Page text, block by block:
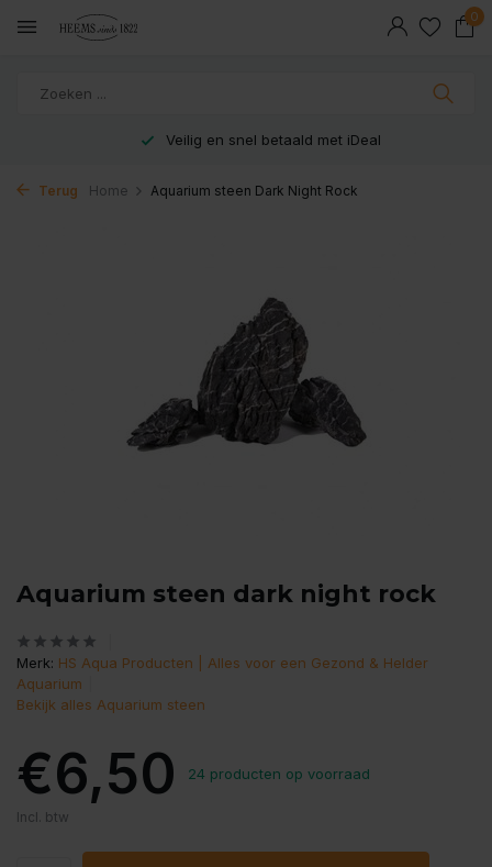
0
Veilig en snel betaald met iDeal
Terug Home Aquarium steen Dark Night Rock
Aquarium steen dark night rock
Merk: HS Aqua Producten | Alles voor een Gezond & Helder
Aquarium
Bekijk alles Aquarium steen
€6,50 24 producten op voorraad
Incl. btw